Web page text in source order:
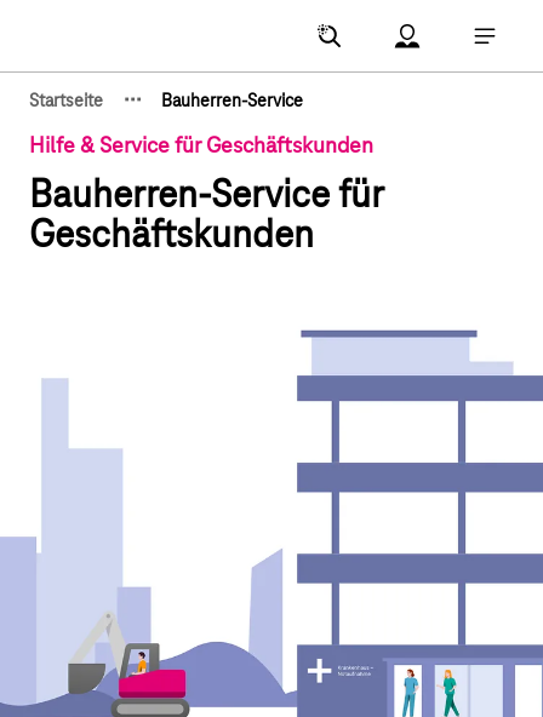
Account Menu
Startseite ··· Bauherren-Service
Hilfe & Service für Geschäftskunden
Bauherren-Service für
Geschäftskunden